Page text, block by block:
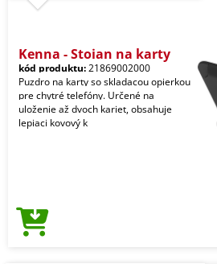
Kenna - Stojan na karty
kód produktu:21869002000
Puzdro na karty so skladacou opierkou
pre chytré telefóny. Určené na
uloženie až dvoch kariet, obsahuje
lepiaci kovový k